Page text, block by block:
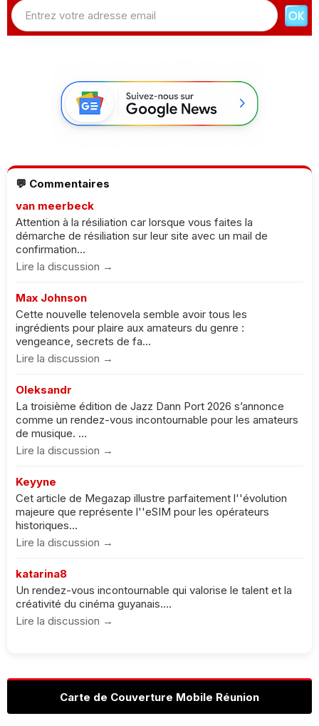
💬 Commentaires
van meerbeck
Attention à la résiliation car lorsque vous faites la
démarche de résiliation sur leur site avec un mail de
confirmation...
Lire la discussion →
Max Johnson
Cette nouvelle telenovela semble avoir tous les
ingrédients pour plaire aux amateurs du genre :
vengeance, secrets de fa...
Lire la discussion →
Oleksandr
La troisième édition de Jazz Dann Port 2026 s’annonce
comme un rendez-vous incontournable pour les amateurs
de musique. ...
Lire la discussion →
Keyyne
Cet article de Megazap illustre parfaitement l''évolution
majeure que représente l''eSIM pour les opérateurs
historiques...
Lire la discussion →
katarina8
Un rendez-vous incontournable qui valorise le talent et la
créativité du cinéma guyanais....
Lire la discussion →
Carte de Couverture Mobile Réunion